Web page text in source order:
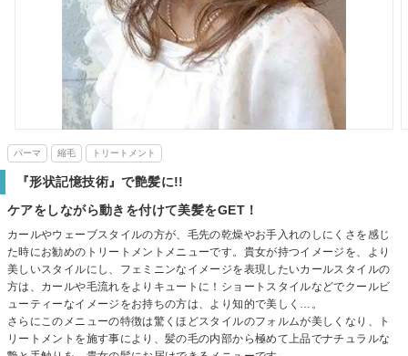
パーマ 縮毛 トリートメント
『形状記憶技術』で艶髪に!!
ケアをしながら動きを付けて美髪をGET！
カールやウェーブスタイルの方が、毛先の乾燥やお手入れのしにくさを感じ
た時にお勧めのトリートメントメニューです。貴女が持つイメージを、より
美しいスタイルにし、フェミニンなイメージを表現したいカールスタイルの
方は、カールや毛流れをよりキュートに！ショートスタイルなどでクールビ
ューティーなイメージをお持ちの方は、より知的で美しく…。
さらにこのメニューの特徴は驚くほどスタイルのフォルムが美しくなり、ト
リートメントを施す事により、髪の毛の内部から極めて上品でナチュラルな